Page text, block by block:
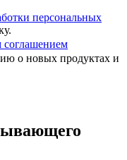
персональных
соглашением
о новых продуктах и